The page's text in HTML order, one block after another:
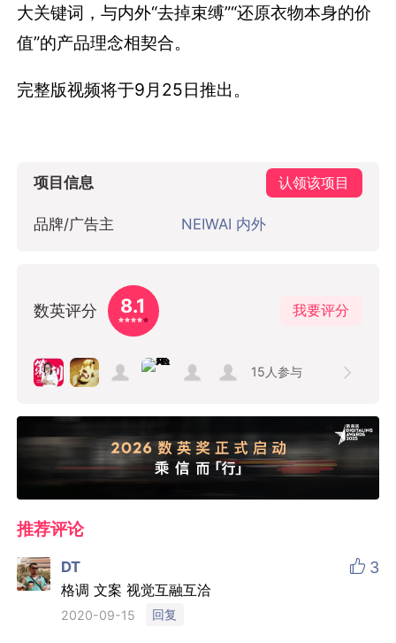
大关键词，与内外“去掉束缚”“还原衣物本身的价
值”的产品理念相契合。
完整版视频将于9月25日推出。
项目信息 认领该项目
品牌/广告主 NEIWAI 内外
数英评分 8.1 我要评分
15 人参与
推荐评论
DT  3
格调 文案 视觉互融互洽
2020-09-15 回复